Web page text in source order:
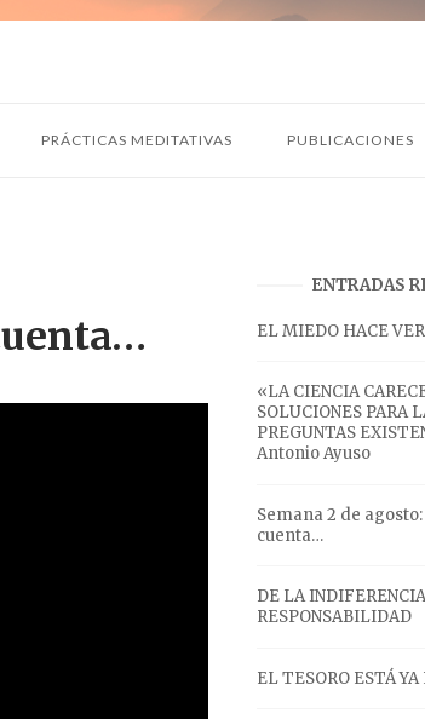
PRÁCTICAS MEDITATIVAS PUBLICACIONES
ENTRADAS
EL MIEDO HACE
«LA CIENCIA
SOLUCIONES PARA
PREGUNTAS
Antonio Ayuso
Semana 2 de
cuenta…
DE LA
RESPONSABILIDAD
EL TESORO ESTÁ YA